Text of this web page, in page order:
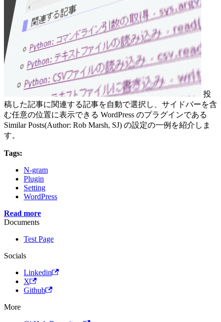
投
稿した記事に関連する記事を自動で選択し、サイドバーを含
む任意の位置に表示できる WordPress のプラグインである
Similar Posts(Author: Rob Marsh, SJ) の設定の一例を紹介しま
す。
Tags:
N-gram
Plugin
Setting
WordPress
Read more
Documents
Test Page
Socials
Linkedin
X
Github
More